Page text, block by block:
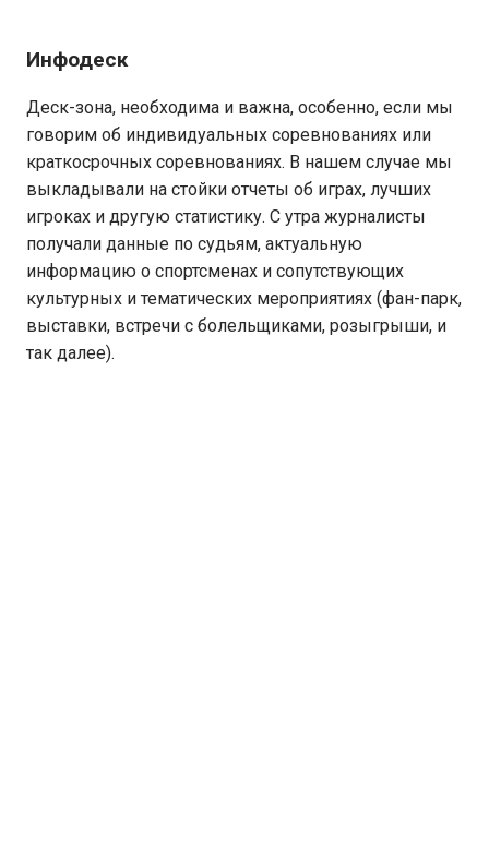
Инфодеск
Деск-зона, необходима и важна, особенно, если мы
говорим об индивидуальных соревнованиях или
краткосрочных соревнованиях. В нашем случае мы
выкладывали на стойки отчеты об играх, лучших
игроках и другую статистику. С утра журналисты
получали данные по судьям, актуальную
информацию о спортсменах и сопутствующих
культурных и тематических мероприятиях (фан-парк,
выставки, встречи с болельщиками, розыгрыши, и
так далее).